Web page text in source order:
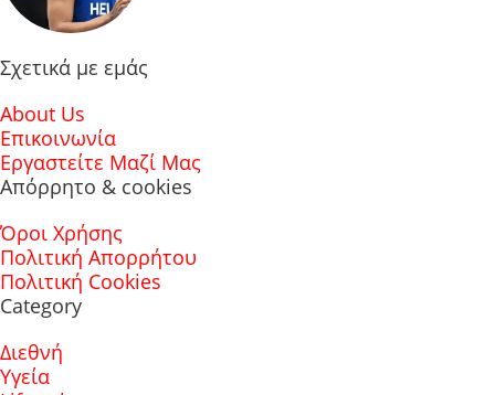
Σχετικά με εμάς
About Us
Επικοινωνία
Εργαστείτε Μαζί Μας
Απόρρητο & cookies
Όροι Χρήσης
Πολιτική Απορρήτου
Πολιτική Cookies
Category
Διεθνή
Υγεία